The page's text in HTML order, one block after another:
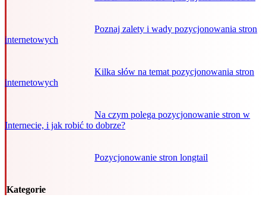
Poznaj zalety i wady pozycjonowania stron
internetowych
Kilka słów na temat pozycjonowania stron
internetowych
Na czym polega pozycjonowanie stron w
Internecie, i jak robić to dobrze?
Pozycjonowanie stron longtail
Kategorie